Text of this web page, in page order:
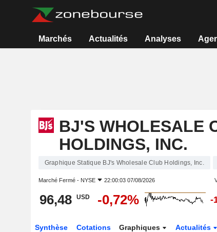
Marchés Actualités Analyses
BJ'S WHOLESALE
HOLDINGS, INC.
Graphique Statique BJ's Wholesale Club Holdings, Inc.
Marché Fermé - NYSE 22:00:03 07/08/2026
96,48 USD -0,72% -
Synthèse Cotations Graphiques Actualités